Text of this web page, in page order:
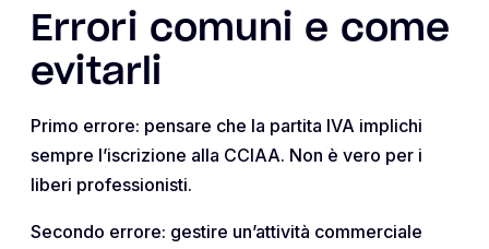
Errori comuni e come
evitarli
Primo errore: pensare che la partita IVA implichi
sempre l’iscrizione alla CCIAA. Non è vero per i
liberi professionisti.
Secondo errore: gestire un’attività commerciale